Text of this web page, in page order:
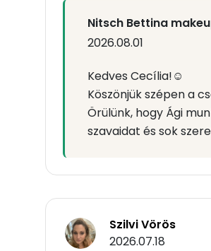
Nitsch Bettina
2026.08.01
Kedves Cecília!☺️
Köszönjük szépen a
Örülünk, hogy Ági
szavaidat és sok
Szilvi Vörös
2026.07.18